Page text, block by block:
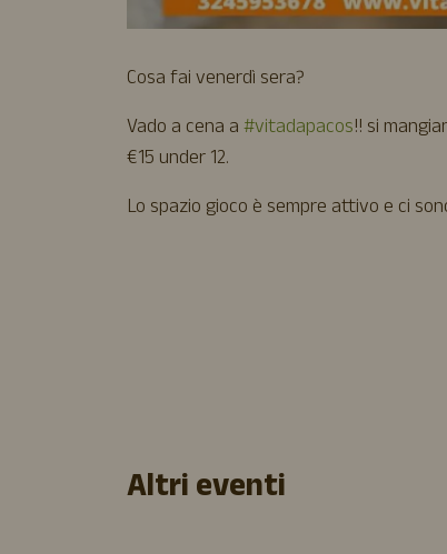
Cosa fai venerdì sera?
Vado a cena a#vitadapacos!! si
€15 under 12.
Lo spazio gioco è sempre attivo e ci
Altri eventi